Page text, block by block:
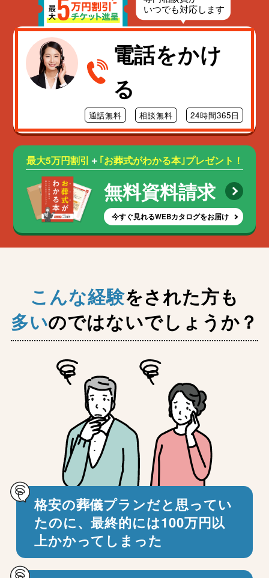
電話をかけ
る
通話無料 相談無料 24時間365日
最大5万円割引 ＋ ｢お葬式がわかる本｣プレゼント！
無料資料請求
今すぐ見れるWEBカタログをお届け
こんな経験をされた方も
多いのではないでしょうか？
格安の葬儀プランだと思ってい
たのに、最終的には100万円以
上かかってしまった